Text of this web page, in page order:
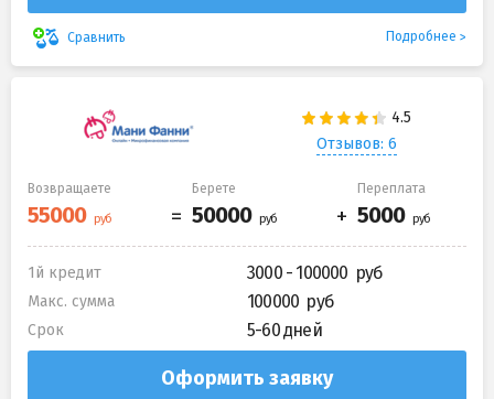
Сравнить Подробнее
Отзывов: 6
Возвращаете Берете Переплата
1й кредит 3000 - 100000
Макс. сумма 100000
Срок 5-60 дней
Оформить заявку